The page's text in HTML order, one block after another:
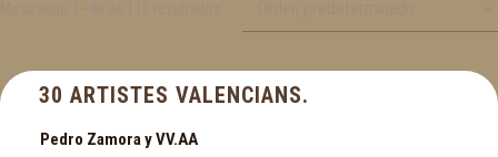
30 ARTISTES VALENCIANS.
Pedro Zamora y VV.AA